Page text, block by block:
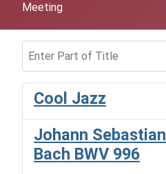
Meeting
Enter Part of Title
Cool Jazz
Johann Sebastian
Bach BWV 996